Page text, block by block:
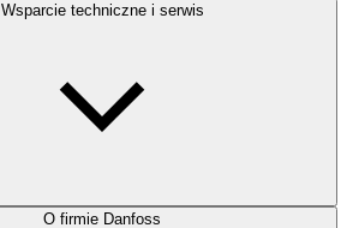
Wsparcie techniczne i serwis
O firmie Danfoss